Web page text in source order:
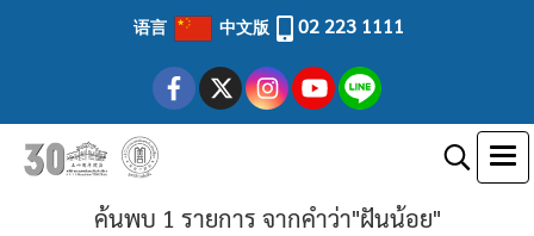
语言 中文版 02 223 1111
ค้นพบ 1 รายการ จากคำว่า"ฝันน้อย"